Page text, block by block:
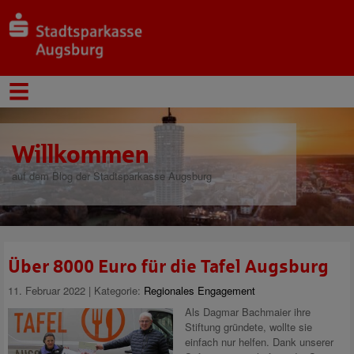
Willkommen
auf dem Blog der Stadtsparkasse Augsburg
Über 8000 Euro für die Tafel Augsburg
11. Februar 2022 | Kategorie: Regionales Engagement
Als Dagmar Bachmaier ihre
Stiftung gründete, wollte sie
einfach nur helfen. Dank unserer